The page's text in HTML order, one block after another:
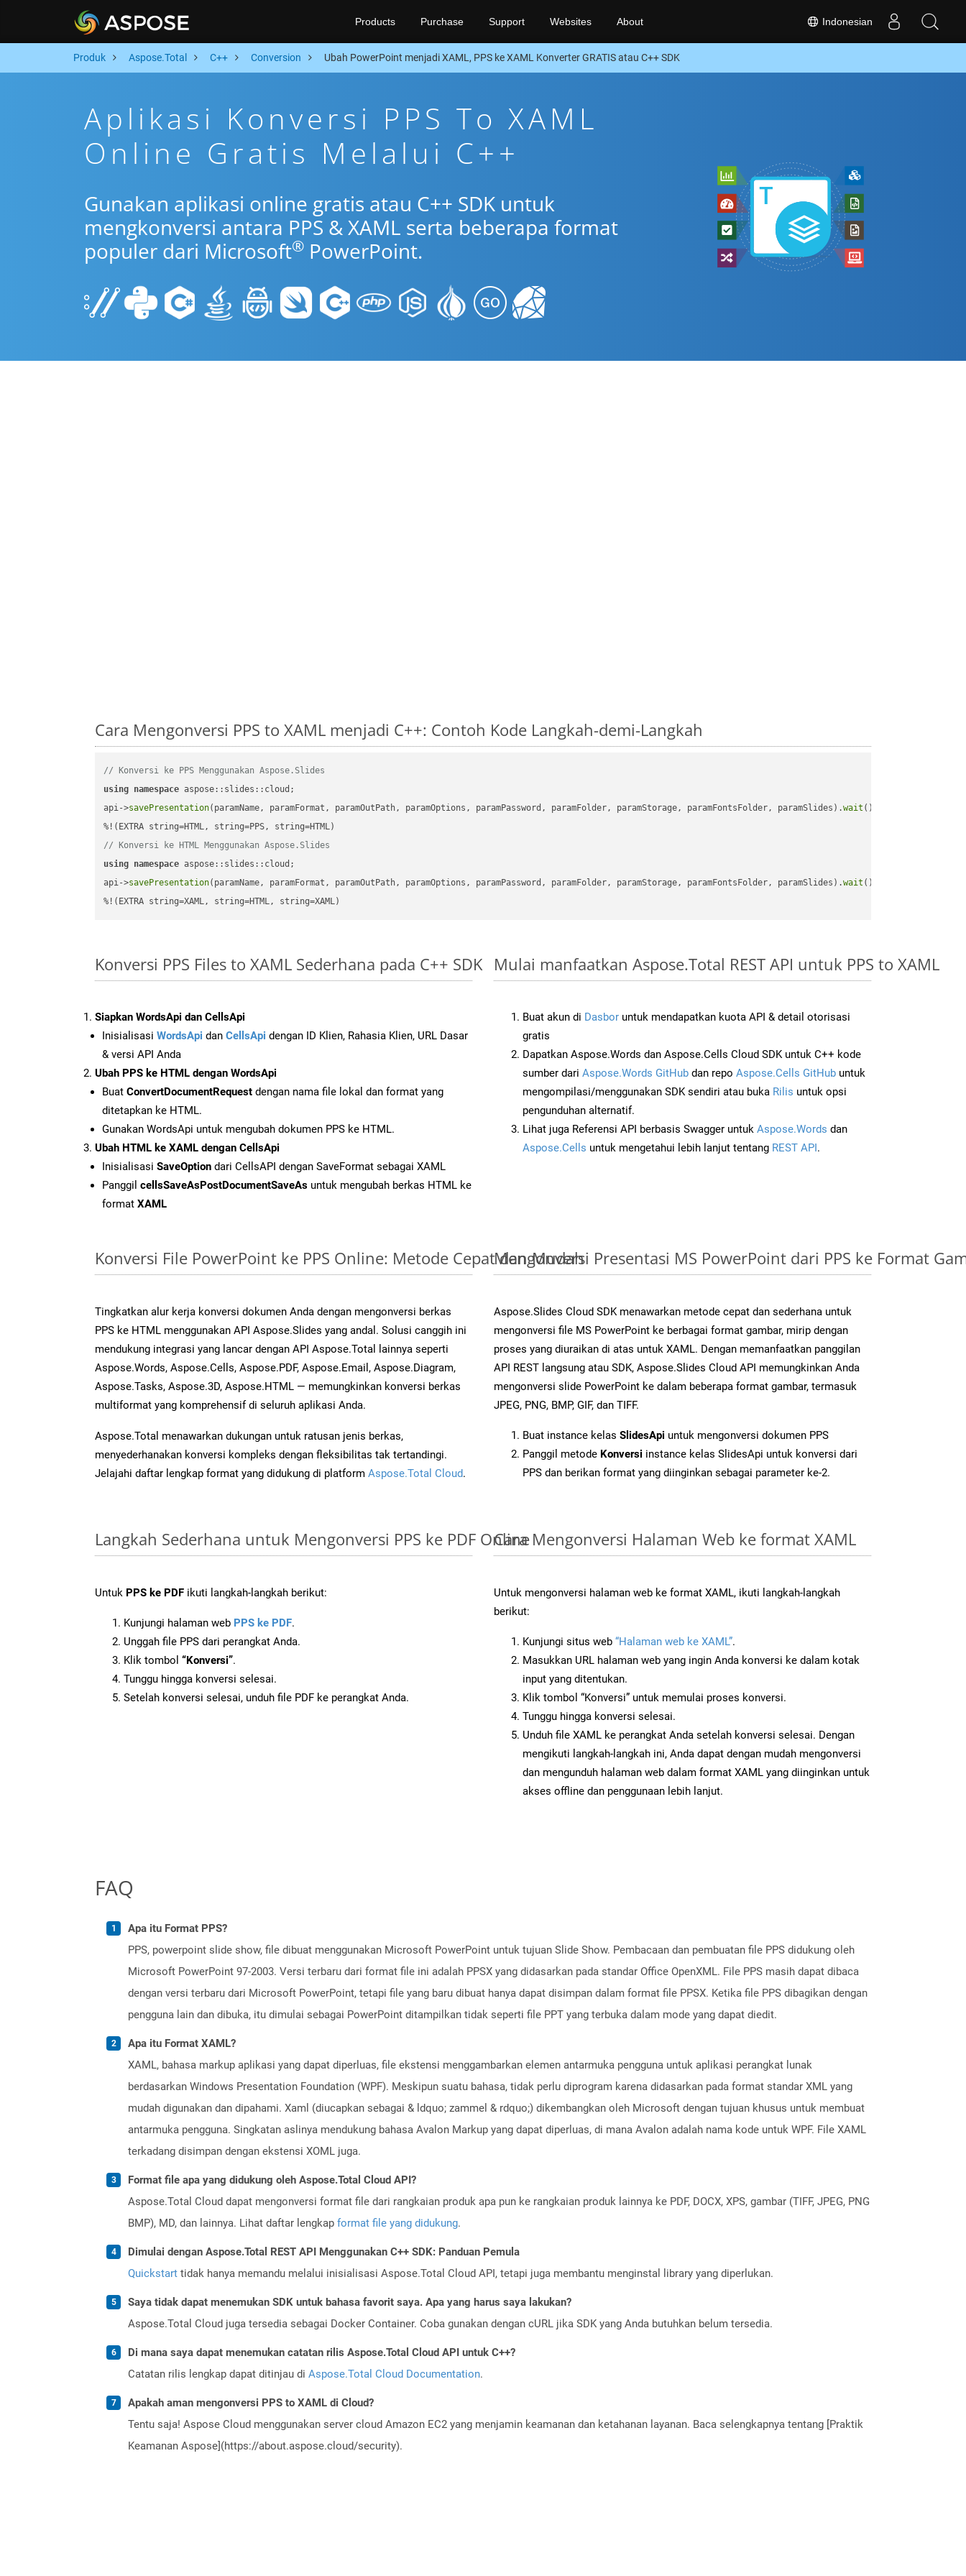
Indonesian
Products Purchase Support Websites About
Produk Aspose.Total C++ Conversion Ubah PowerPoint menjadi XAML, PPS ke XAML Konverter GRATIS atau C++ SDK
Aplikasi Konversi PPS To XAML
Online Gratis Melalui C++
Gunakan aplikasi online gratis atau C++ SDK untuk
mengkonversi antara PPS & XAML serta beberapa format
populer dari Microsoft® PowerPoint.
Cara Mengonversi PPS to XAML menjadi C++: Contoh Kode Langkah-demi-Langkah
// Konversi ke PPS Menggunakan Aspose.Slides
using namespace aspose::slides::cloud;
api->savePresentation(paramName, paramFormat, paramOutPath, paramOptions, paramPassword, paramFolder, paramStorage, paramFontsFolder, paramSlides).wait ();
// Konversi ke HTML Menggunakan Aspose.Slides
using namespace aspose::slides::cloud;
api->savePresentation(paramName, paramFormat, paramOutPath, paramOptions, paramPassword, paramFolder, paramStorage, paramFontsFolder, paramSlides).wait ();
%!(EXTRA string=XAML, string=HTML, string=XAML)
Konversi PPS Files to XAML Sederhana pada C++ SDK
Siapkan WordsApi dan CellsApi
Inisialisasi WordsApi dan CellsApi dengan ID Klien, Rahasia Klien, URL Dasar
& versi API Anda
Ubah PPS ke HTML dengan WordsApi
Buat ConvertDocumentRequest dengan nama file lokal dan format yang
ditetapkan ke HTML.
Gunakan WordsApi untuk mengubah dokumen PPS ke HTML.
Ubah HTML ke XAML dengan CellsApi
Inisialisasi SaveOption dari CellsAPI dengan SaveFormat sebagai XAML
Panggil cellsSaveAsPostDocumentSaveAs untuk mengubah berkas HTML ke
format XAML
Mulai manfaatkan Aspose.Total REST API untuk PPS to XAML
Buat akun di Dasbor untuk mendapatkan kuota API & detail otorisasi
gratis
Dapatkan Aspose.Words dan Aspose.Cells Cloud SDK untuk C++ kode
sumber dari Aspose.Words GitHub dan repo Aspose.Cells GitHub untuk
mengompilasi/menggunakan SDK sendiri atau buka Rilis untuk opsi
pengunduhan alternatif.
Lihat juga Referensi API berbasis Swagger untuk Aspose.Words dan
Aspose.Cells untuk mengetahui lebih lanjut tentang REST API.
Konversi File PowerPoint ke PPS Online: Metode Cepat dan Mudah
Tingkatkan alur kerja konversi dokumen Anda dengan mengonversi berkas
PPS ke HTML menggunakan API Aspose.Slides yang andal. Solusi canggih ini
mendukung integrasi yang lancar dengan API Aspose.Total lainnya seperti
Aspose.Words, Aspose.Cells, Aspose.PDF, Aspose.Email, Aspose.Diagram,
Aspose.Tasks, Aspose.3D, Aspose.HTML — memungkinkan konversi berkas
multiformat yang komprehensif di seluruh aplikasi Anda.
Aspose.Total menawarkan dukungan untuk ratusan jenis berkas,
menyederhanakan konversi kompleks dengan fleksibilitas tak tertandingi.
Jelajahi daftar lengkap format yang didukung di platform Aspose.Total Cloud.
Mengonversi Presentasi MS PowerPoint dari PPS ke Format
Aspose.Slides Cloud SDK menawarkan metode cepat dan sederhana untuk
mengonversi file MS PowerPoint ke berbagai format gambar, mirip dengan
proses yang diuraikan di atas untuk XAML. Dengan memanfaatkan panggilan
API REST langsung atau SDK, Aspose.Slides Cloud API memungkinkan Anda
mengonversi slide PowerPoint ke dalam beberapa format gambar, termasuk
JPEG, PNG, BMP, GIF, dan TIFF.
Buat instance kelas SlidesApi untuk mengonversi dokumen PPS
Panggil metode Konversi instance kelas SlidesApi untuk konversi dari
PPS dan berikan format yang diinginkan sebagai parameter ke-2.
Langkah Sederhana untuk Mengonversi PPS ke PDF Online
Untuk PPS ke PDF ikuti langkah-langkah berikut:
Kunjungi halaman web PPS ke PDF.
Unggah file PPS dari perangkat Anda.
Klik tombol “Konversi”.
Tunggu hingga konversi selesai.
Setelah konversi selesai, unduh file PDF ke perangkat Anda.
Cara Mengonversi Halaman Web ke format XAML
Untuk mengonversi halaman web ke format XAML, ikuti langkah-langkah
berikut:
Kunjungi situs web “Halaman web ke XAML”.
Masukkan URL halaman web yang ingin Anda konversi ke dalam kotak
input yang ditentukan.
Klik tombol “Konversi” untuk memulai proses konversi.
Tunggu hingga konversi selesai.
Unduh file XAML ke perangkat Anda setelah konversi selesai. Dengan
mengikuti langkah-langkah ini, Anda dapat dengan mudah mengonversi
dan mengunduh halaman web dalam format XAML yang diinginkan untuk
akses offline dan penggunaan lebih lanjut.
FAQ
Apa itu Format PPS?
PPS, powerpoint slide show, file dibuat menggunakan Microsoft PowerPoint untuk tujuan Slide Show. Pembacaan dan pembuatan file PPS didukung oleh
Microsoft PowerPoint 97-2003. Versi terbaru dari format file ini adalah PPSX yang didasarkan pada standar Office OpenXML. File PPS masih dapat dibaca
dengan versi terbaru dari Microsoft PowerPoint, tetapi file yang baru dibuat hanya dapat disimpan dalam format file PPSX. Ketika file PPS dibagikan dengan
pengguna lain dan dibuka, itu dimulai sebagai PowerPoint ditampilkan tidak seperti file PPT yang terbuka dalam mode yang dapat diedit.
Apa itu Format XAML?
XAML, bahasa markup aplikasi yang dapat diperluas, file ekstensi menggambarkan elemen antarmuka pengguna untuk aplikasi perangkat lunak
berdasarkan Windows Presentation Foundation (WPF). Meskipun suatu bahasa, tidak perlu diprogram karena didasarkan pada format standar XML yang
mudah digunakan dan dipahami. Xaml (diucapkan sebagai & ldquo; zammel & rdquo;) dikembangkan oleh Microsoft dengan tujuan khusus untuk membuat
antarmuka pengguna. Singkatan aslinya mendukung bahasa Avalon Markup yang dapat diperluas, di mana Avalon adalah nama kode untuk WPF. File XAML
terkadang disimpan dengan ekstensi XOML juga.
Format file apa yang didukung oleh Aspose.Total Cloud API?
Aspose.Total Cloud dapat mengonversi format file dari rangkaian produk apa pun ke rangkaian produk lainnya ke PDF, DOCX, XPS, gambar (TIFF, JPEG, PNG
BMP), MD, dan lainnya. Lihat daftar lengkap format file yang didukung.
Dimulai dengan Aspose.Total REST API Menggunakan C++ SDK: Panduan Pemula
Quickstart tidak hanya memandu melalui inisialisasi Aspose.Total Cloud API, tetapi juga membantu menginstal library yang diperlukan.
Saya tidak dapat menemukan SDK untuk bahasa favorit saya. Apa yang harus saya lakukan?
Aspose.Total Cloud juga tersedia sebagai Docker Container. Coba gunakan dengan cURL jika SDK yang Anda butuhkan belum tersedia.
Di mana saya dapat menemukan catatan rilis Aspose.Total Cloud API untuk C++?
Catatan rilis lengkap dapat ditinjau di Aspose.Total Cloud Documentation.
Apakah aman mengonversi PPS to XAML di Cloud?
Tentu saja! Aspose Cloud menggunakan server cloud Amazon EC2 yang menjamin keamanan dan ketahanan layanan. Baca selengkapnya tentang [Praktik
Keamanan Aspose](https://about.aspose.cloud/security).